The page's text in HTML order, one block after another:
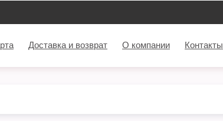
Доставка и возврат О компании Контакты